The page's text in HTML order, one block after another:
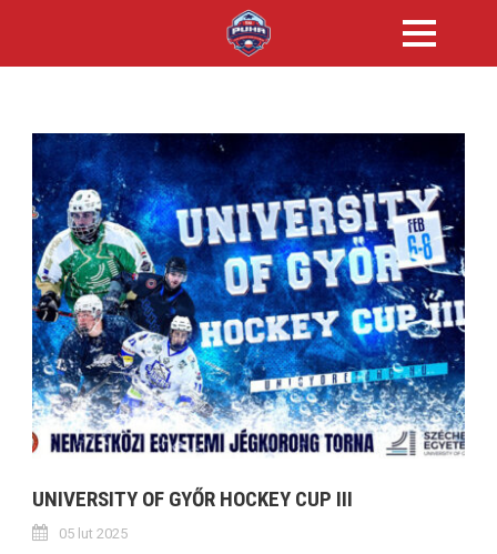
UNIVERSITY OF GYŐR HOCKEY CUP III
05 lut 2025